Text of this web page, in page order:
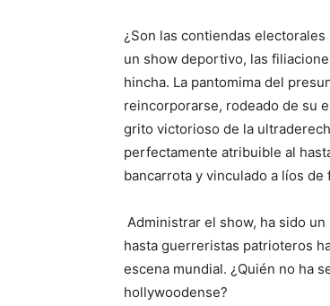
¿Son las contiendas
un show deportivo, las
hincha. La pantomima del
reincorporarse, rodeado de su
grito victorioso de la
perfectamente atribuible al
bancarrota y vinculado a líos
Administrar el show, ha sido
hasta guerreristas patrioteros
escena mundial. ¿Quién no ha
hollywoodense?